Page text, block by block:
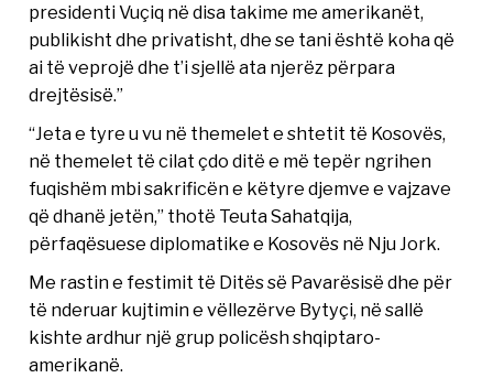
presidenti Vuçiq në disa takime me amerikanët,
publikisht dhe privatisht, dhe se tani është koha që
ai të veprojë dhe t’i sjellë ata njerëz përpara
drejtësisë.”
“Jeta e tyre u vu në themelet e shtetit të Kosovës,
në themelet të cilat çdo ditë e më tepër ngrihen
fuqishëm mbi sakrificën e këtyre djemve e vajzave
që dhanë jetën,” thotë Teuta Sahatqija,
përfaqësuese diplomatike e Kosovës në Nju Jork.
Me rastin e festimit të Ditës së Pavarësisë dhe për
të nderuar kujtimin e vëllezërve Bytyçi, në sallë
kishte ardhur një grup policësh shqiptaro-
amerikanë.